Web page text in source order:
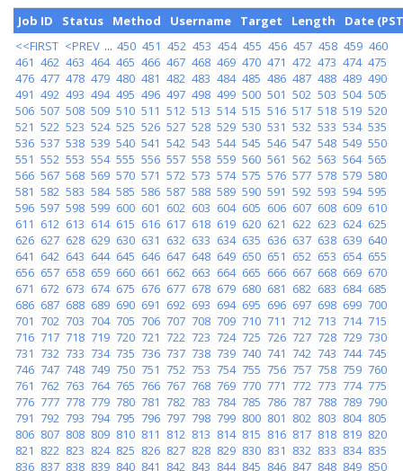
Job ID
Status Method Username Target Length
Date
<<FIRST <PREV ... 450 451 452 453 454 455 456 457 458 459 460
461 462 463 464 465 466 467 468 469 470 471 472 473 474 475
476 477 478 479 480 481 482 483 484 485 486 487 488 489 490
491 492 493 494 495 496 497 498 499 500 501 502 503 504 505
506 507 508 509 510 511 512 513 514 515 516 517 518 519 520
521 522 523 524 525 526 527 528 529 530 531 532 533 534 535
536 537 538 539 540 541 542 543 544 545 546 547 548 549 550
551 552 553 554 555 556 557 558 559 560 561 562 563 564 565
566 567 568 569 570 571 572 573 574 575 576 577 578 579 580
581 582 583 584 585 586 587 588 589 590 591 592 593 594 595
596 597 598 599 600 601 602 603 604 605 606 607 608 609 610
611 612 613 614 615 616 617 618 619 620 621 622 623 624 625
626 627 628 629 630 631 632 633 634 635 636 637 638 639 640
641 642 643 644 645 646 647 648 649 650 651 652 653 654 655
656 657 658 659 660 661 662 663 664 665 666 667 668 669 670
671 672 673 674 675 676 677 678 679 680 681 682 683 684 685
686 687 688 689 690 691 692 693 694 695 696 697 698 699 700
701 702 703 704 705 706 707 708 709 710 711 712 713 714 715
716 717 718 719 720 721 722 723 724 725 726 727 728 729 730
731 732 733 734 735 736 737 738 739 740 741 742 743 744 745
746 747 748 749 750 751 752 753 754 755 756 757 758 759 760
761 762 763 764 765 766 767 768 769 770 771 772 773 774 775
776 777 778 779 780 781 782 783 784 785 786 787 788 789 790
791 792 793 794 795 796 797 798 799 800 801 802 803 804 805
806 807 808 809 810 811 812 813 814 815 816 817 818 819 820
821 822 823 824 825 826 827 828 829 830 831 832 833 834 835
836 837 838 839 840 841 842 843 844 845 846 847 848 849 850